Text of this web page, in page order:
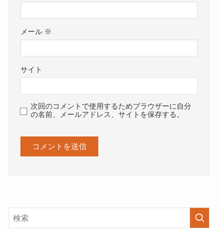
メール ※
サイト
次回のコメントで使用するためブラウザーに自分
の名前、メールアドレス、サイトを保存する。